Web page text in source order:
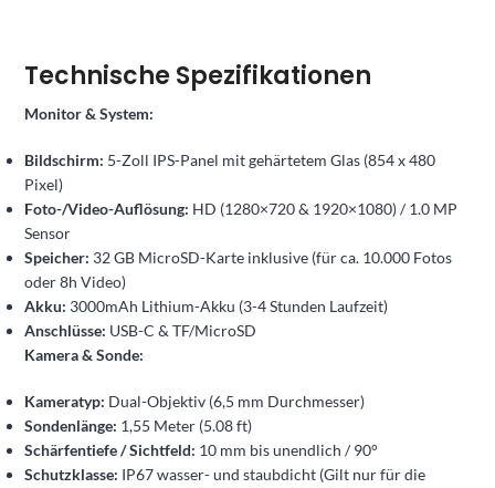
Technische Spezifikationen
Monitor & System:
Bildschirm: 5-Zoll IPS-Panel mit gehärtetem Glas (854 x 480
Pixel)
Foto-/Video-Auflösung: HD (1280×720 & 1920×1080) / 1.0 MP
Sensor
Speicher: 32 GB MicroSD-Karte inklusive (für ca. 10.000 Fotos
oder 8h Video)
Akku: 3000mAh Lithium-Akku (3-4 Stunden Laufzeit)
Anschlüsse: USB-C & TF/MicroSD
Kamera & Sonde:
Kameratyp: Dual-Objektiv (6,5 mm Durchmesser)
Sondenlänge: 1,55 Meter (5.08 ft)
Schärfentiefe / Sichtfeld: 10 mm bis unendlich / 90°
Schutzklasse: IP67 wasser- und staubdicht (Gilt nur für die